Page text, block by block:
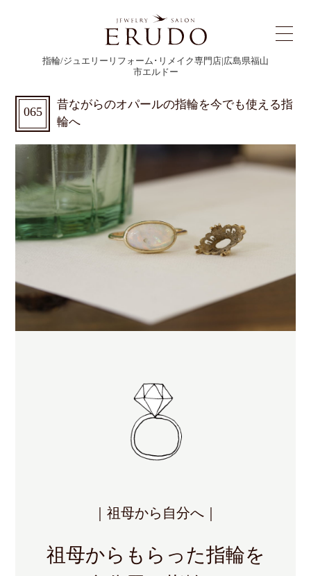
指輪/ジュエリーリフォーム･リメイク専門店|広島県福山
市エルドー
065
昔ながらのオパールの指輪を今でも使える指
輪へ
｜祖母から自分へ｜
祖母からもらった指輪を